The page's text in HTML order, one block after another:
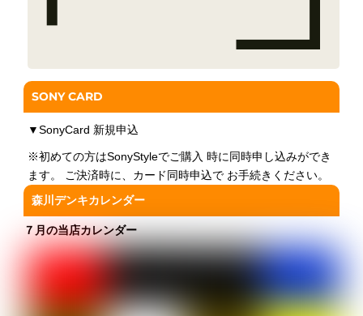
SONY CARD
▼SonyCard 新規申込
※初めての方はSonyStyleでご購入 時に同時申し込みができ
ます。 ご決済時に、カード同時申込で お手続きください。
森川デンキカレンダー
７月の当店カレンダー